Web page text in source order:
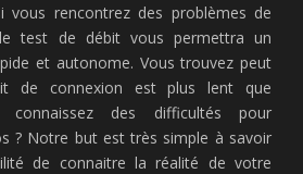
vous rencontrez des problèmes de
test de débit vous permettra un
et autonome. Vous trouvez peut
de connexion est plus lent que
connaissez des difficultés pour
? Notre but est très simple à savoir
de connaitre la réalité de votre